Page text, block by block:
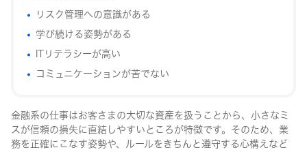
リスク管理への意識がある
学び続ける姿勢がある
ITリテラシーが高い
コミュニケーションが苦でない
金融系の仕事はお客さまの大切な資産を扱うことから、小さなミ
スが信頼の損失に直結しやすいところが特徴です。そのため、業
務を正確にこなす姿勢や、ルールをきちんと遵守する心構えなど